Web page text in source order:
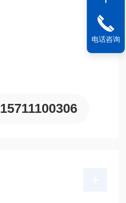
15711100306
电话咨询